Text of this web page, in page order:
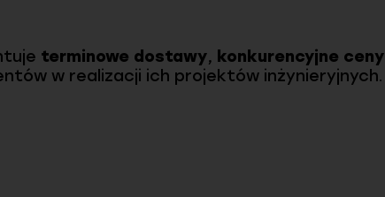
terminowe dostawy, konkurencyjne ceny
w realizacji ich projektów inżynieryjnych.